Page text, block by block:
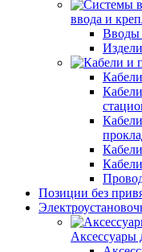
ввода и
Вводы
Позиции без
Аксессуары